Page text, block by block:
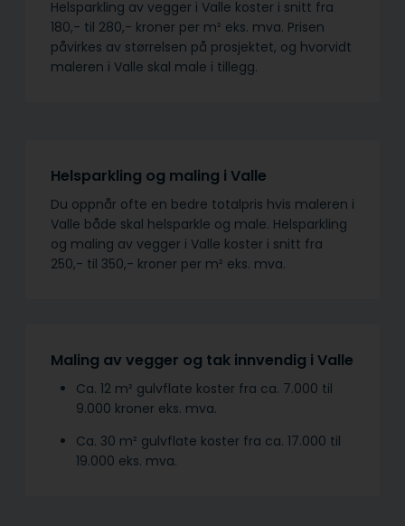
Helsparkling av vegger i Valle koster i snitt fra
180,- til 280,- kroner per m² eks. mva. Prisen
påvirkes av størrelsen på prosjektet, og hvorvidt
maleren i Valle skal male i tillegg.
Helsparkling og maling i Valle
Du oppnår ofte en bedre totalpris hvis maleren i
Valle både skal helsparkle og male. Helsparkling
og maling av vegger i Valle koster i snitt fra
250,- til 350,- kroner per m² eks. mva.
Maling av vegger og tak innvendig i Valle
Ca. 12 m² gulvflate koster fra ca. 7.000 til
9.000 kroner eks. mva.
Ca. 30 m² gulvflate koster fra ca. 17.000 til
19.000 eks. mva.